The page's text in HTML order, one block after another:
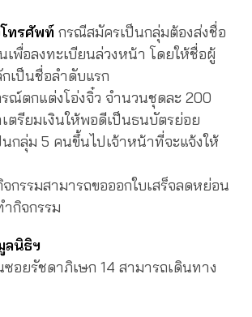
ทรศัพท์ กรณีสมัครเป็นกลุ่มต้องส่งชื่อ
เพื่อลงทะเบียนล่วงหน้า โดยให้ชื่อผู้
เป็นชื่อลำดับแรก
ณ์ตกแต่งโอ่งจิ๋ว จำนวนชุดละ 200
รียมเงินให้พอดีเป็นธนบัตรย่อย
กลุ่ม 5 คนขึ้นไปเจ้าหน้าที่จะแจ้งให้
กรรมสามารถขอออกใบเสร็จลดหย่อน
กิจกรรม
ลนิธิฯ
อยรัชดาภิเษก 14 สามารถเดินทาง